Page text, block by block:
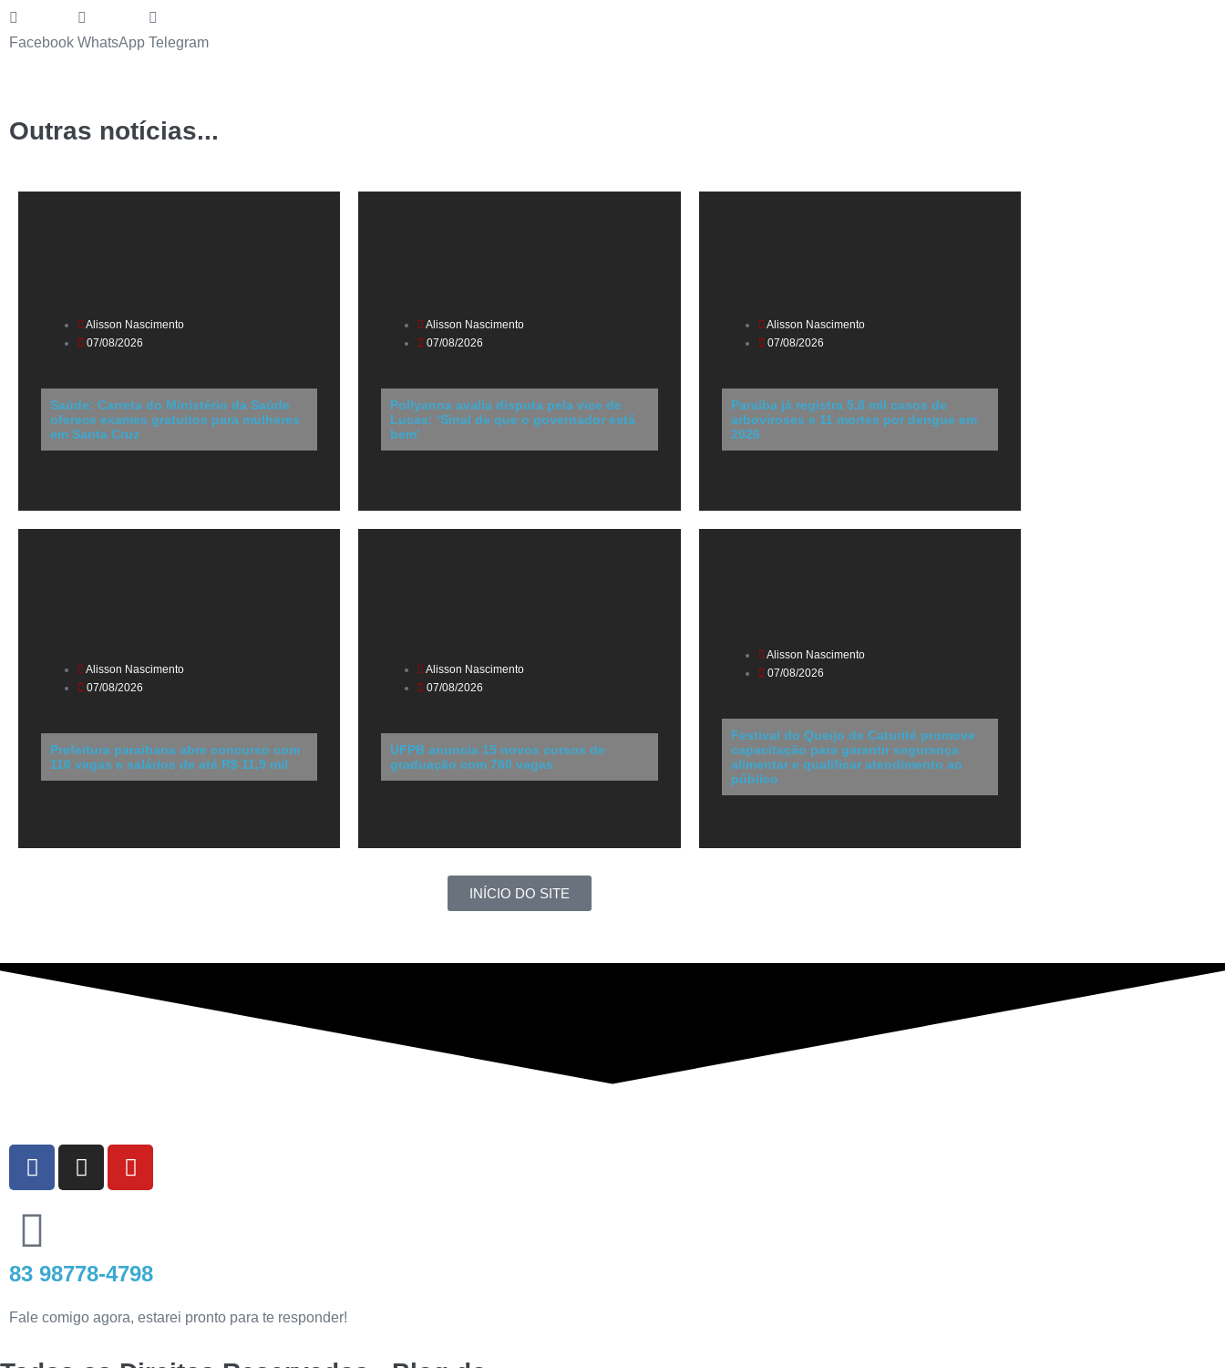
Facebook WhatsApp Telegram
Outras notícias...
Alisson Nascimento
07/08/2026
Saúde: Carreta do Ministério da Saúde
oferece exames gratuitos para mulheres
em Santa Cruz
Alisson Nascimento
07/08/2026
Pollyanna avalia disputa pela vice de
Lucas: ‘Sinal de que o governador está
bem’
Alisson Nascimento
07/08/2026
Paraíba já registra 5,8 mil casos de
arboviroses e 11 mortes por dengue em
2026
Alisson Nascimento
07/08/2026
Prefeitura paraibana abre concurso com
116 vagas e salários de até R$ 11,9 mil
Alisson Nascimento
07/08/2026
UFPB anuncia 15 novos cursos de
graduação com 760 vagas
Alisson Nascimento
07/08/2026
Festival do Queijo de Caturité promove
capacitação para garantir segurança
alimentar e qualificar atendimento ao
público
INÍCIO DO SITE
83 98778-4798
Fale comigo agora, estarei pronto para te responder!